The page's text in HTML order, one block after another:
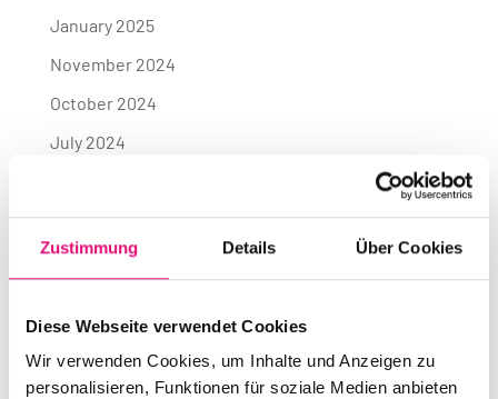
Zustimmung Details Über Cookies
Diese Webseite verwendet Cookies
Wir verwenden Cookies, um Inhalte und Anzeigen zu
personalisieren, Funktionen für soziale Medien anbieten
January 2025
November 2024
October 2024
July 2024
May 2024
April 2024
July 2023